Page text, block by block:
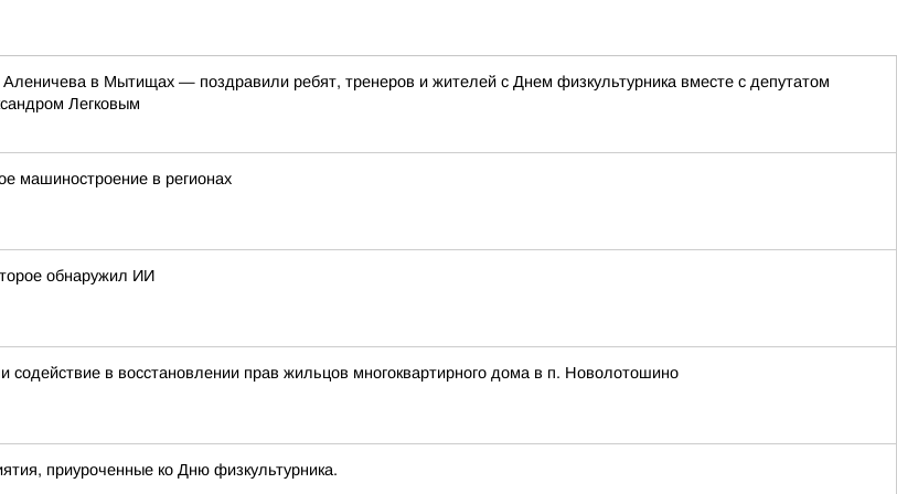
в Мытищах — поздравили ребят, тренеров и жителей с Днем физкультурника вместе с депутатом
Легковым
машиностроение в регионах
обнаружил ИИ
в восстановлении прав жильцов многоквартирного дома в п. Новолотошино
приуроченные ко Дню физкультурника.